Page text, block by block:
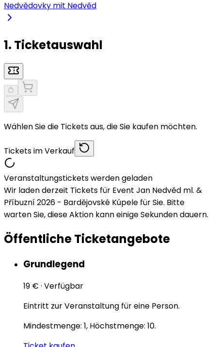
Nedvědovky mit Nedvěd
1. Ticketauswahl
Wählen Sie die Tickets aus, die Sie kaufen möchten.
Tickets im Verkauf
Veranstaltungstickets werden geladen
Wir laden derzeit Tickets für Event Jan Nedvěd ml. &
Příbuzní 2026 - Bardějovské Kúpele für Sie. Bitte
warten Sie, diese Aktion kann einige Sekunden dauern.
Öffentliche Ticketangebote
Grundlegend
19 € · Verfügbar
Eintritt zur Veranstaltung für eine Person.
Mindestmenge: 1, Höchstmenge: 10.